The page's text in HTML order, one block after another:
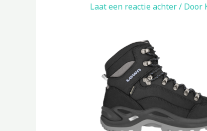
Laat een reactie achter/ Door